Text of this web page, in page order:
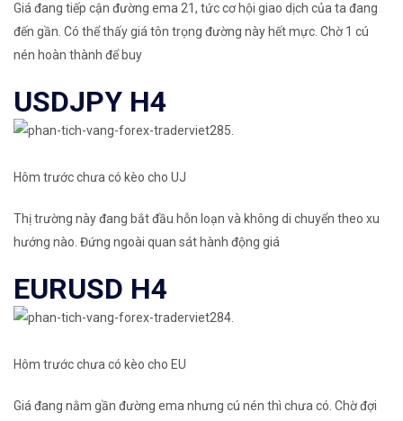
Giá đang tiếp cận đường ema 21, tức cơ hội giao dịch của ta đang
đến gần. Có thể thấy giá tôn trọng đường này hết mực. Chờ 1 cú
nén hoàn thành để buy
USDJPY H4
Hôm trước chưa có kèo cho UJ
Thị trường này đang bắt đầu hỗn loạn và không di chuyển theo xu
hướng nào. Đứng ngoài quan sát hành động giá
EURUSD H4
Hôm trước chưa có kèo cho EU
Giá đang nằm gần đường ema nhưng cú nén thì chưa có. Chờ đợi